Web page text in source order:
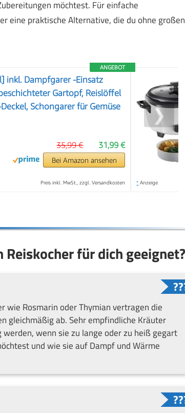
möchtest. Für einfache
eine praktische Alternative, die du ohne großen
ANGEBOT
inkl. Dampfgarer -Einsatz
Gartopf, Reislöffel
Schongarer für Gemüse
31,99 €
35,99 €
Bei Amazon ansehen
Preis inkl. MwSt., zzgl. Versandkosten * Anzeige
❯
für dich geeignet?
wie Rosmarin oder Thymian vertragen die
gleichmäßig ab. Sehr empfindliche Kräuter
wenn sie zu lange oder zu heiß gegart
und wie sie auf Dampf und Wärme